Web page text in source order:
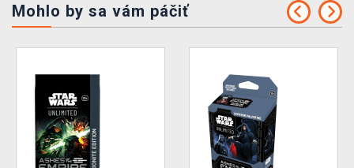
Mohlo by sa vám páčiť